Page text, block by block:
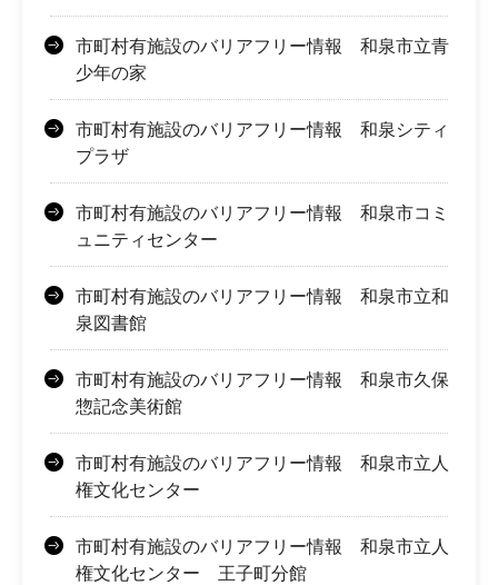
市町村有施設のバリアフリー情報 和泉市立青
少年の家
市町村有施設のバリアフリー情報 和泉シティ
プラザ
市町村有施設のバリアフリー情報 和泉市コミ
ュニティセンター
市町村有施設のバリアフリー情報 和泉市立和
泉図書館
市町村有施設のバリアフリー情報 和泉市久保
惣記念美術館
市町村有施設のバリアフリー情報 和泉市立人
権文化センター
市町村有施設のバリアフリー情報 和泉市立人
権文化センター 王子町分館